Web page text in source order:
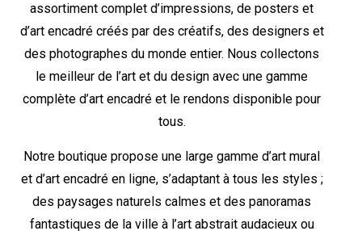
assortiment complet d’impressions, de posters et
d’art encadré créés par des créatifs, des designers et
des photographes du monde entier. Nous collectons
le meilleur de l’art et du design avec une gamme
complète d’art encadré et le rendons disponible pour
tous.
Notre boutique propose une large gamme d’art mural
et d’art encadré en ligne, s’adaptant à tous les styles ;
des paysages naturels calmes et des panoramas
fantastiques de la ville à l’art abstrait audacieux ou